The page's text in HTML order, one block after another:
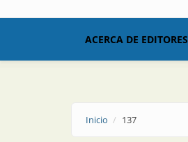
ACERCA DE EDITORES
Inicio 137